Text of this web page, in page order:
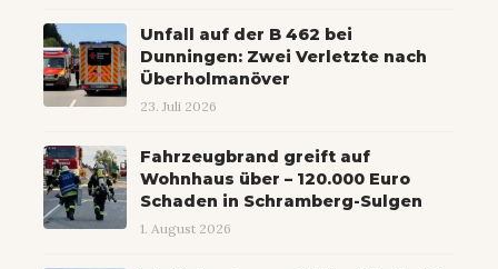
Unfall auf der B 462 bei
Dunningen: Zwei Verletzte nach
Überholmanöver
23. Juli 2026
Fahrzeugbrand greift auf
Wohnhaus über – 120.000 Euro
Schaden in Schramberg-Sulgen
1. August 2026